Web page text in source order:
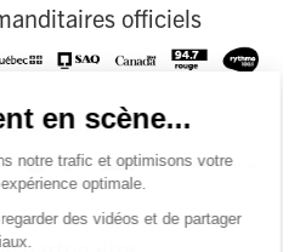
officiels
officiels